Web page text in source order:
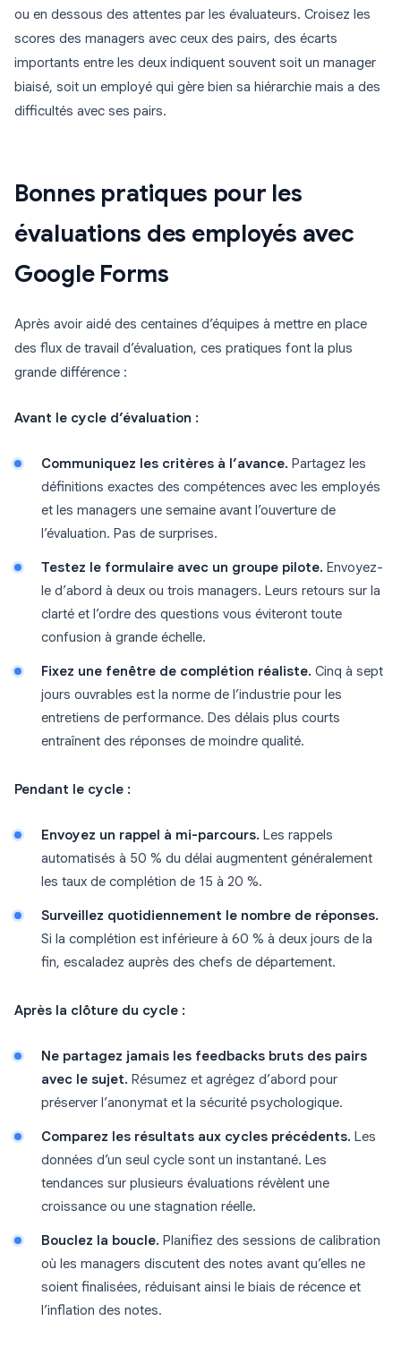
ou en dessous des attentes par les évaluateurs. Croisez les
scores des managers avec ceux des pairs, des écarts
importants entre les deux indiquent souvent soit un manager
biaisé, soit un employé qui gère bien sa hiérarchie mais a des
difficultés avec ses pairs.
Bonnes pratiques pour les
évaluations des employés avec
Google Forms
Après avoir aidé des centaines d’équipes à mettre en place
des flux de travail d’évaluation, ces pratiques font la plus
grande différence :
Avant le cycle d’évaluation :
Communiquez les critères à l’avance. Partagez les
définitions exactes des compétences avec les employés
et les managers une semaine avant l’ouverture de
l’évaluation. Pas de surprises.
Testez le formulaire avec un groupe pilote. Envoyez-
le d’abord à deux ou trois managers. Leurs retours sur la
clarté et l’ordre des questions vous éviteront toute
confusion à grande échelle.
Fixez une fenêtre de complétion réaliste. Cinq à sept
jours ouvrables est la norme de l’industrie pour les
entretiens de performance. Des délais plus courts
entraînent des réponses de moindre qualité.
Pendant le cycle :
Envoyez un rappel à mi-parcours. Les rappels
automatisés à 50 % du délai augmentent généralement
les taux de complétion de 15 à 20 %.
Surveillez quotidiennement le nombre de réponses.
Si la complétion est inférieure à 60 % à deux jours de la
fin, escaladez auprès des chefs de département.
Après la clôture du cycle :
Ne partagez jamais les feedbacks bruts des pairs
avec le sujet. Résumez et agrégez d’abord pour
préserver l’anonymat et la sécurité psychologique.
Comparez les résultats aux cycles précédents. Les
données d’un seul cycle sont un instantané. Les
tendances sur plusieurs évaluations révèlent une
croissance ou une stagnation réelle.
Bouclez la boucle. Planifiez des sessions de calibration
où les managers discutent des notes avant qu’elles ne
soient finalisées, réduisant ainsi le biais de récence et
l’inflation des notes.